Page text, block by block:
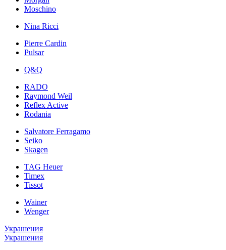
Moschino
Nina Ricci
Pierre Cardin
Pulsar
Q&Q
RADO
Raymond Weil
Reflex Active
Rodania
Salvatore Ferragamo
Seiko
Skagen
TAG Heuer
Timex
Tissot
Wainer
Wenger
Украшения
Украшения